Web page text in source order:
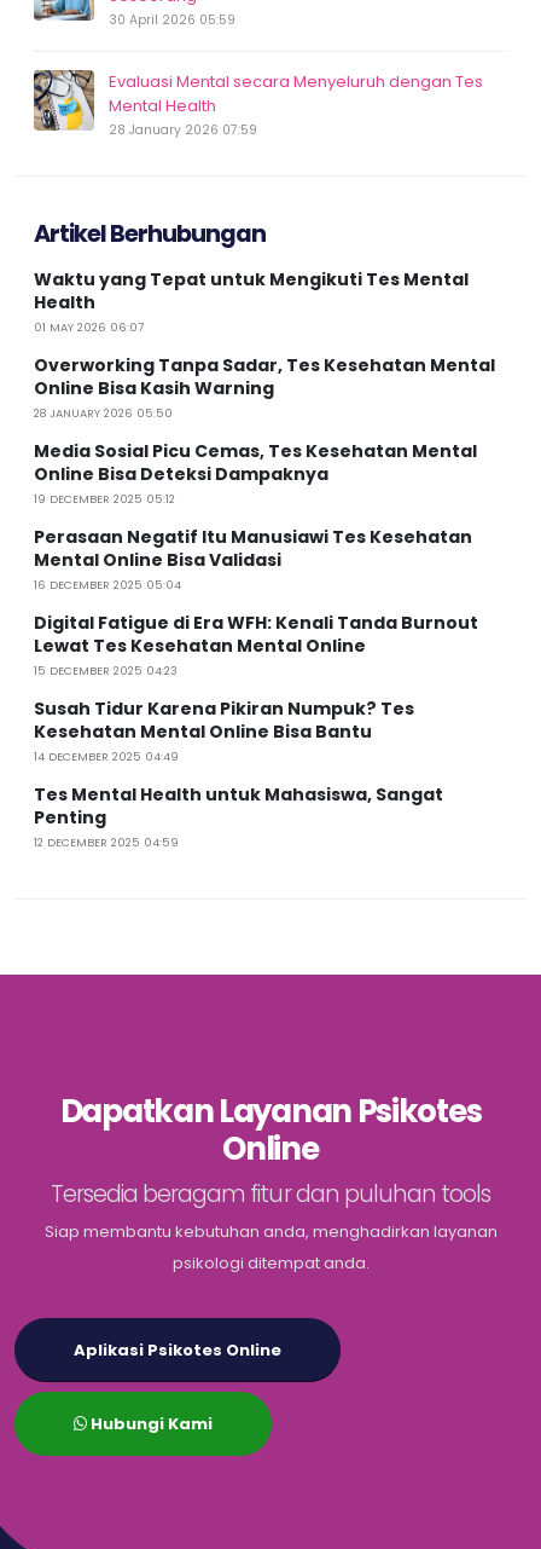
30 April 2026 05:59
Evaluasi Mental secara Menyeluruh dengan Tes
Mental Health
28 January 2026 07:59
Artikel Berhubungan
Waktu yang Tepat untuk Mengikuti Tes Mental
Health
01 MAY 2026 06:07
Overworking Tanpa Sadar, Tes Kesehatan Mental
Online Bisa Kasih Warning
28 JANUARY 2026 05:50
Media Sosial Picu Cemas, Tes Kesehatan Mental
Online Bisa Deteksi Dampaknya
19 DECEMBER 2025 05:12
Perasaan Negatif Itu Manusiawi Tes Kesehatan
Mental Online Bisa Validasi
16 DECEMBER 2025 05:04
Digital Fatigue di Era WFH: Kenali Tanda Burnout
Lewat Tes Kesehatan Mental Online
15 DECEMBER 2025 04:23
Susah Tidur Karena Pikiran Numpuk? Tes
Kesehatan Mental Online Bisa Bantu
14 DECEMBER 2025 04:49
Tes Mental Health untuk Mahasiswa, Sangat
Penting
12 DECEMBER 2025 04:59
Dapatkan Layanan Psikotes
Online
Tersedia beragam fitur dan puluhan tools
Siap membantu kebutuhan anda, menghadirkan layanan
psikologi ditempat anda.
Aplikasi Psikotes Online
Hubungi Kami